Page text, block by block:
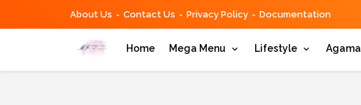
About Us Contact Us Privacy Policy Documentation
Home Mega Menu Lifestyle Agama